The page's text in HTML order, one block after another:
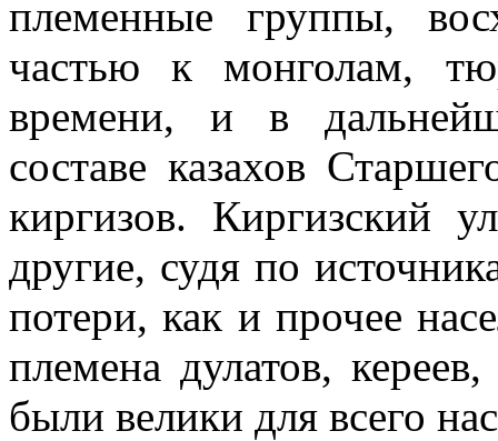
племенные группы,
частью к монголам,
времени, и в
составе казахов
киргизов. Киргизский
другие, судя по
потери, как и прочее
племена дулатов,
были велики для всего